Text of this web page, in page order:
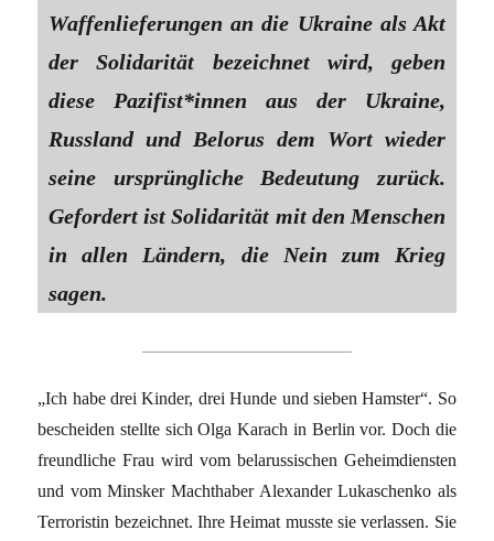
Waffenlieferungen an die Ukraine als Akt
der Solidarität bezeichnet wird, geben
diese Pazifist*innen aus der Ukraine,
Russland und Belorus dem Wort wieder
seine ursprüngliche Bedeutung zurück.
Gefordert ist Solidarität mit den Menschen
in allen Ländern, die Nein zum Krieg
sagen.
„Ich habe drei Kinder, drei Hunde und sieben Hamster“. So
bescheiden stellte sich Olga Karach in Berlin vor. Doch die
freundliche Frau wird vom belarussischen Geheimdiensten
und vom Minsker Machthaber Alexander Lukaschenko als
Terroristin bezeichnet. Ihre Heimat musste sie verlassen. Sie